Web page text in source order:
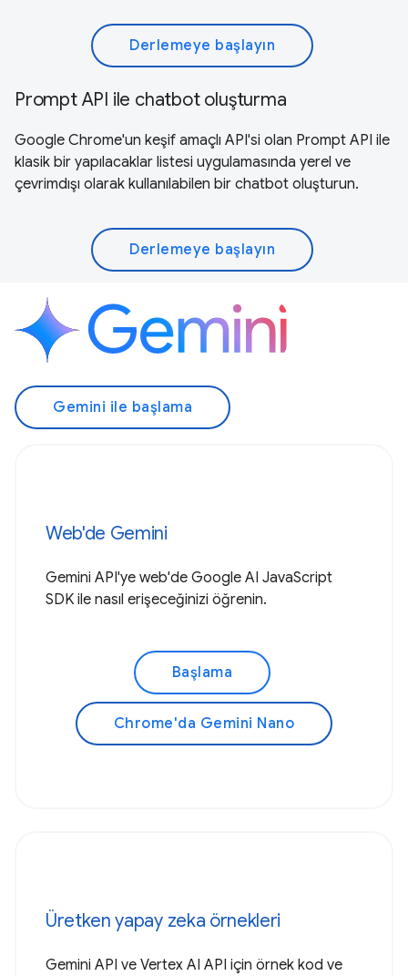
Derlemeye başlayın
Prompt API ile chatbot oluşturma
Google Chrome'un keşif amaçlı API'si olan Prompt API ile
klasik bir yapılacaklar listesi uygulamasında yerel ve
çevrimdışı olarak kullanılabilen bir chatbot oluşturun.
Derlemeye başlayın
Gemini ile başlama
Web'de Gemini
Gemini API'ye web'de Google AI JavaScript
SDK ile nasıl erişeceğinizi öğrenin.
Başlama
Chrome'da Gemini Nano
Üretken yapay zeka örnekleri
Gemini API ve Vertex AI API için örnek kod ve